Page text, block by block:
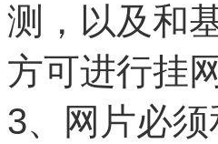
测，以及和
方可进行挂
3、网片必